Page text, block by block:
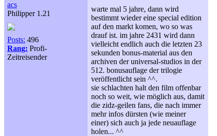
acs
Philipper 1.21
Posts: 496
Rang: Profi-
Zeitreisender
warte mal 5 jahre, dann wird
bestimmt wieder eine special edition
auf den markt komen, wo so was
drauf ist. im jahre 2431 wird dann
vielleicht endlich auch die letzten 23
sekunden bonus-material aus den
archiven der universal-studios in der
512. bonusauflage der trilogie
veröffentlicht sein ^^.
sie schlachten halt den film offenbar
noch so weit, wie möglich aus, damit
die zidz-geilen fans, die nach immer
mehr infos dürsten (wie meiner
einer) sich auch ja jede neuauflage
holen... ^^